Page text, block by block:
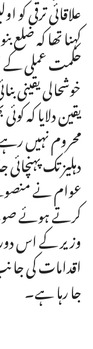
علاقائی ترقی
کہنا تھا کہ
حکمت عملی کے
خوشحالی یقینی
یقین دلایا کہ
محروم نہیں
دہلیز تک
عوام نے
کرتے ہوئے
وزیر کے اس
اقدامات کی
جا رہا ہے۔